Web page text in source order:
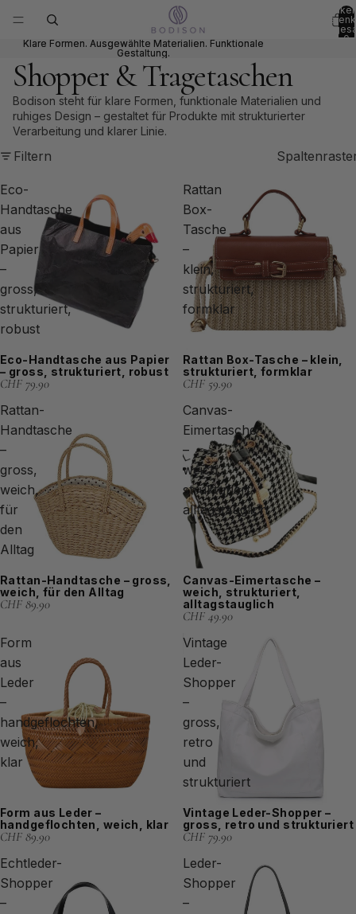
0
Klare Formen. Ausgewählte Materialien. Funktionale
Gestaltung.
Klare Formen. Ausgewählte Materialien. Funktionale
Gestaltung.
Shopper & Tragetaschen
Bodison steht für klare Formen, funktionale Materialien und
ruhiges Design – gestaltet für Produkte mit strukturierter
Verarbeitung und klarer Linie.
Filtern
Eco-
Handtasche
aus
Papier
–
gross,
strukturiert,
robust
Eco-Handtasche aus Papier
– gross, strukturiert, robust
CHF 79.90
Rattan
Box-
Tasche
–
klein,
strukturiert,
formklar
Rattan Box-Tasche – klein,
strukturiert, formklar
CHF 59.90
Rattan-
Handtasche
–
gross,
weich,
für
den
Alltag
Rattan-Handtasche – gross,
weich, für den Alltag
CHF 89.90
Canvas-
Eimertasche
–
weich,
strukturiert,
alltagstauglich
Canvas-Eimertasche –
weich, strukturiert,
alltagstauglich
CHF 49.90
Form
aus
Leder
–
handgeflochten,
weich,
klar
Form aus Leder –
handgeflochten, weich, klar
CHF 89.90
Vintage
Leder-
Shopper
–
gross,
retro
und
strukturiert
Vintage Leder-Shopper –
gross, retro und strukturiert
CHF 79.90
Echtleder-
Shopper
–
Leder-
Shopper
–